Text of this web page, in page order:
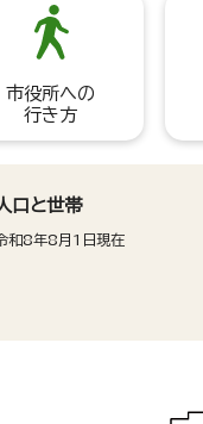
市役所への
行き方
口と世帯
和8年8月1日現在